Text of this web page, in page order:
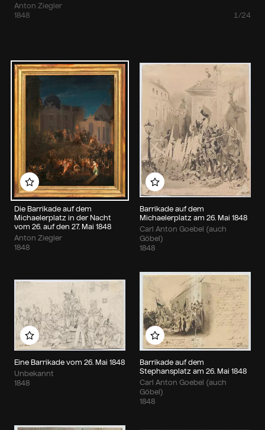
Anton Ziegler
1848
1/24
Die Barrikade auf dem
Michaelerplatz in der Nacht
vom 26. auf den 27. Mai 1848
Anton Ziegler
1848
Zu meinem Album hinzufügen
Barrikade auf dem
Michaelerplatz am 26. Mai 1848
Carl Anton Goebel (auch
Göbel)
1848
Zu meinem Album
Eine Barrikade vom 26. Mai 1848
Unbekannt
1848
Zu meinem Album hinzufügen
Barrikade auf dem
Stephansplatz am 26. Mai 1848
Carl Anton Goebel (auch
Göbel)
1848
Zu meinem Album